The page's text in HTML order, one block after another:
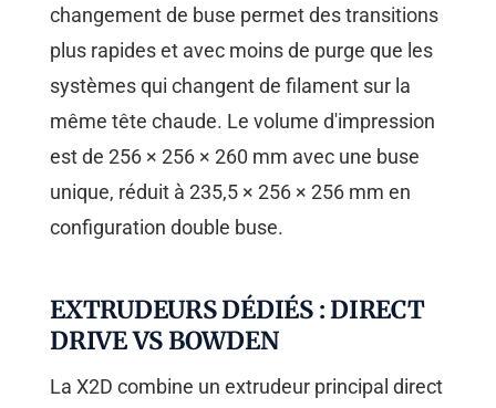
changement de buse permet des transitions
plus rapides et avec moins de purge que les
systèmes qui changent de filament sur la
même tête chaude. Le volume d'impression
est de 256 × 256 × 260 mm avec une buse
unique, réduit à 235,5 × 256 × 256 mm en
configuration double buse.
EXTRUDEURS DÉDIÉS : DIRECT
DRIVE VS BOWDEN
La X2D combine un extrudeur principal direct